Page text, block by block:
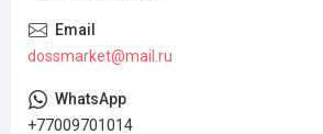
dossmarket@mail.ru
+77009701014